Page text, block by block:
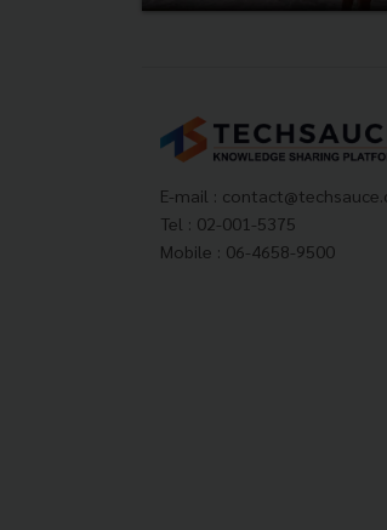
E-mail :
Tel : 02-001-5375
Mobile : 06-4658-9500